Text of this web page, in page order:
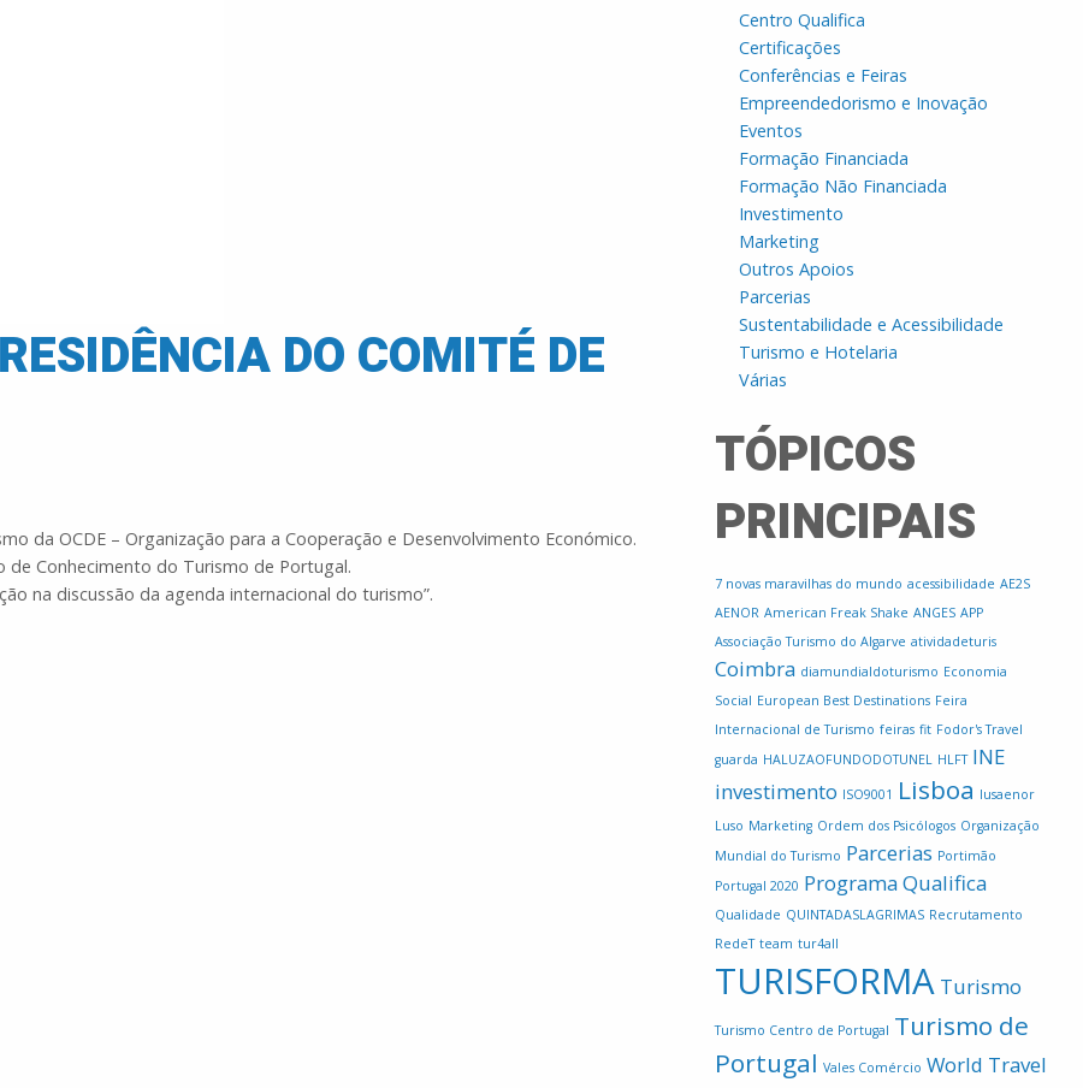
DO COMITÉ DE
da OCDE – Organização para a Cooperação e Desenvolvimento Económico.
de Conhecimento do Turismo de Portugal.
na discussão da agenda internacional do turismo”.
Centro Qualifica
Certificações
Conferências e Feiras
Empreendedorismo e Inovação
Eventos
Formação Financiada
Formação Não Financiada
Investimento
Marketing
Outros Apoios
Parcerias
Sustentabilidade e Acessibilidade
Turismo e Hotelaria
Várias
TÓPICOS
PRINCIPAIS
7 novas maravilhas do mundo acessibilidade AE2S
AENOR American Freak Shake ANGES APP
Associação Turismo do Algarve atividadeturis
Coimbra diamundialdoturismo Economia
Social European Best Destinations Feira
Internacional de Turismo feiras fit Fodor's Travel
guarda HALUZAOFUNDODOTUNEL HLFT INE
investimento ISO9001 Lisboa lusaenor
Luso Marketing Ordem dos Psicólogos Organização
Mundial do Turismo Parcerias Portimão
Portugal 2020 Programa Qualifica
Qualidade QUINTADASLAGRIMAS Recrutamento
RedeT team tur4all
TURISFORMA Turismo
Turismo Centro de Portugal Turismo de
Portugal Vales Comércio World Travel